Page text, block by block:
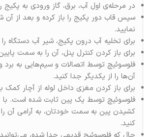
در مرحله‌ی اول آب، برق، گاز ورودی به پکیج
سپس قاب دور پکیج را باز کرده و بعد از آن
نمایید.
برای تخلیه آب درون پکیج، شیر آب دستگاه را
برای باز کردن کنترل پنل، آن را به سمت
فلوسوئیچ ‌توسط اتصالات و سیم‌هایی به
آن‌ها را از یکدیگر جدا کنید.
برای باز کردن مغزی داخل لوله از آچار کمک‌
فلوسوئیچ توسط یک پین ثابت شده است. با
‌کشیدن پین به سمت خودتان، به آرامی آن را
کنید.